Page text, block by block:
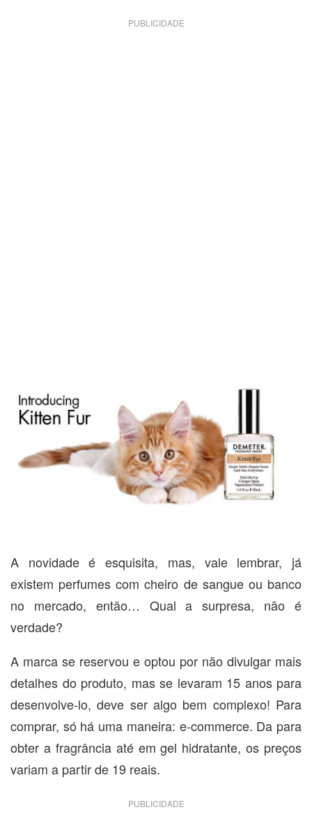
PUBLICIDADE
A novidade é esquisita, mas, vale lembrar, já
existem perfumes com cheiro de sangue ou banco
no mercado, então… Qual a surpresa, não é
verdade?
A marca se reservou e optou por não divulgar mais
detalhes do produto, mas se levaram 15 anos para
desenvolve-lo, deve ser algo bem complexo! Para
comprar, só há uma maneira: e-commerce. Da para
obter a fragrância até em gel hidratante, os preços
variam a partir de 19 reais.
PUBLICIDADE